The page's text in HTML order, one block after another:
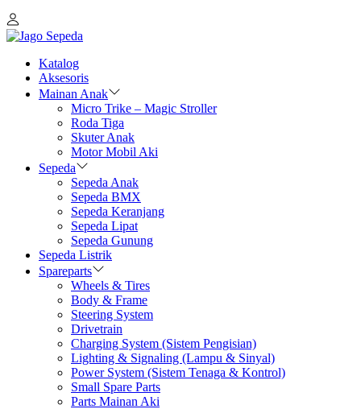
Katalog
Aksesoris
Mainan Anak
Micro Trike – Magic Stroller
Roda Tiga
Skuter Anak
Motor Mobil Aki
Sepeda
Sepeda Anak
Sepeda BMX
Sepeda Keranjang
Sepeda Lipat
Sepeda Gunung
Sepeda Listrik
Spareparts
Wheels & Tires
Body & Frame
Steering System
Drivetrain
Charging System (Sistem Pengisian)
Lighting & Signaling (Lampu & Sinyal)
Power System (Sistem Tenaga & Kontrol)
Small Spare Parts
Parts Mainan Aki